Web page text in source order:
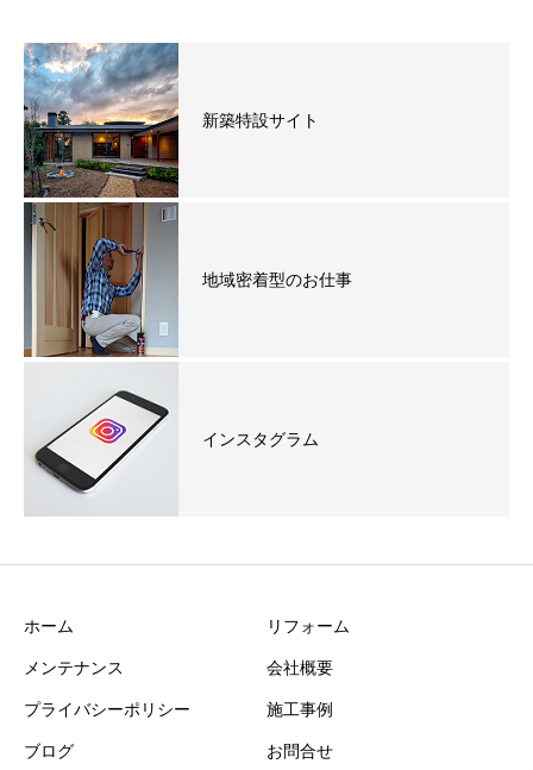
新築特設サイト
地域密着型のお仕事
インスタグラム
ホーム リフォーム
メンテナンス 会社概要
プライバシーポリシー 施工事例
ブログ お問合せ